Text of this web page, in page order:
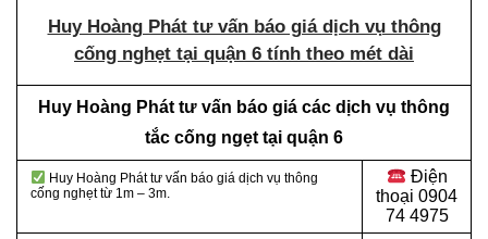
Huy Hoàng Phát tư vấn báo giá dịch vụ thông
cống nghẹt tại quận 6 tính theo mét dài
Huy Hoàng Phát tư vấn báo giá các dịch vụ thông
tắc cống ngẹt tại quận 6
Huy Hoàng Phát tư vấn báo giá dịch vụ thông
cống nghẹt từ 1m – 3m.
Điện
thoại 0904
74 4975